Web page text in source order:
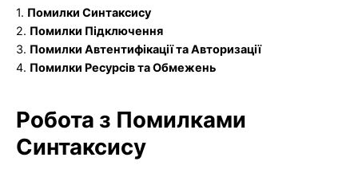
1. Помилки Синтаксису
2. Помилки Підключення
3. Помилки Автентифікації та Авторизації
4. Помилки Ресурсів та Обмежень
Робота з Помилками
Синтаксису